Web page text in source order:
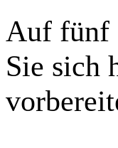
Auf fünf
Sie sich